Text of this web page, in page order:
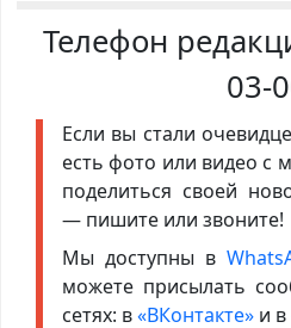
Телефон
03-
Если вы стали
есть фото или видео с
поделиться своей
— пишите или звоните!
Мы доступны в
можете присылать
сетях: в«ВКонтакте»и в